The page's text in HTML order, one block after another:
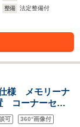
整備
法定整備付
様 メモリーナ
コーナーセン
ーター スマ
可 360°画像付